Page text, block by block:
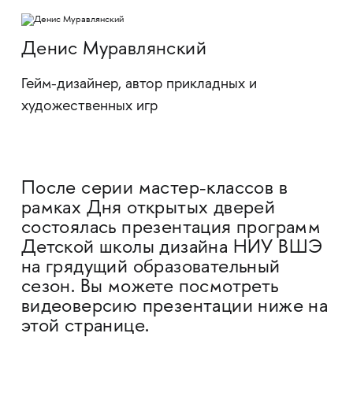
Денис Муравлянский
Гейм-дизайнер, автор прикладных и
художественных игр
После серии мастер-классов в
рамках Дня открытых дверей
состоялась презентация программ
Детской школы дизайна НИУ ВШЭ
на грядущий образовательный
сезон. Вы можете посмотреть
видеоверсию презентации ниже на
этой странице.